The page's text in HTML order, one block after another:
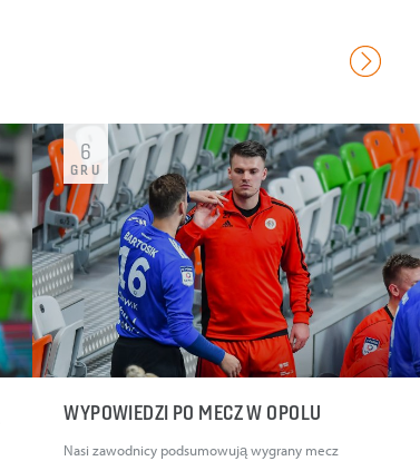
WYPOWIEDZI PO MECZ W OPOLU
Nasi zawodnicy podsumowują wygrany mecz
6
GRU